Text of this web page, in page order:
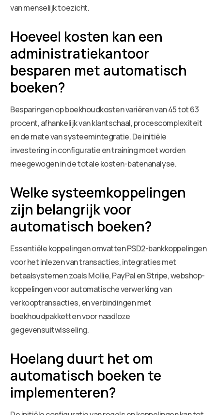
van menselijk toezicht.
Hoeveel kosten kan een
administratiekantoor
besparen met automatisch
boeken?
Besparingen op boekhoudkosten variëren van 45 tot 63
procent, afhankelijk van klantschaal, procescomplexiteit
en de mate van systeemintegratie. De initiële
investering in configuratie en training moet worden
meegewogen in de totale kosten-batenanalyse.
Welke systeemkoppelingen
zijn belangrijk voor
automatisch boeken?
Essentiële koppelingen omvatten PSD2-bankkoppelingen
voor het inlezen van transacties, integraties met
betaalsystemen zoals Mollie, PayPal en Stripe, webshop-
koppelingen voor automatische verwerking van
verkooptransacties, en verbindingen met
boekhoudpakketten voor naadloze
gegevensuitwisseling.
Hoelang duurt het om
automatisch boeken te
implementeren?